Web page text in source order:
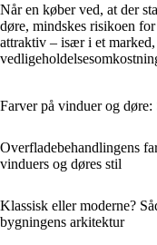
Når en køber ved, at der
døre, mindskes risikoen
attraktiv – især i et
Farver på vinduer og
Overfladebehandlingens
vinduers og døres stil
Klassisk eller moderne?
bygningens arkitektur